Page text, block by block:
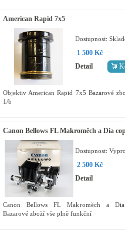
American Rapid 7x5
Dostupnost:
1 500 Kč
Detail
Objektiv American Rapid 7x5 Bazarové
1/b
Canon Bellows FL Makroměch a Dia
Dostupnost:
2 500 Kč
Detail
Canon Bellows FL Makroměch a
Bazarové zboží vše plně funkční